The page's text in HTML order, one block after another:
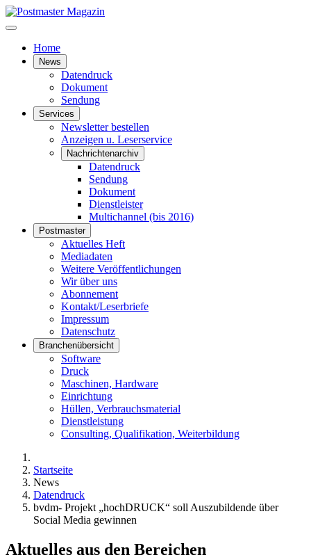
Home
News
Datendruck
Dokument
Sendung
Services
Newsletter bestellen
Anzeigen u. Leserservice
Nachrichtenarchiv
Datendruck
Sendung
Dokument
Dienstleister
Multichannel (bis 2016)
Postmaster
Aktuelles Heft
Mediadaten
Weitere Veröffentlichungen
Wir über uns
Abonnement
Kontakt/Leserbriefe
Impressum
Datenschutz
Branchenübersicht
Software
Druck
Maschinen, Hardware
Einrichtung
Hüllen, Verbrauchsmaterial
Dienstleistung
Consulting, Qualifikation, Weiterbildung
Startseite
News
Datendruck
bvdm- Projekt „hochDRUCK“ soll Auszubildende über
Social Media gewinnen
Aktuelles aus den Bereichen